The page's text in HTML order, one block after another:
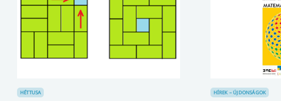
HÉTTUSA HÍREK – ÚJDONSÁGOK